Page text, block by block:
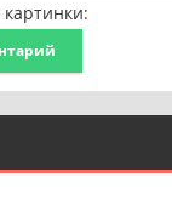
картинки: